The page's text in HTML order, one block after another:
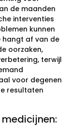
de maanden
interventies
kunnen
hangt af van de
oorzaken,
terwijl
voor degenen
resultaten
medicijnen: